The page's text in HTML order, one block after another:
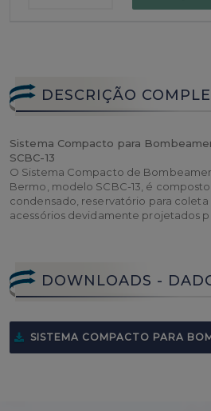
DESCRIÇÃO
Sistema Compacto para
SCBC-13
O Sistema Compacto de
Bermo, modelo SCBC-13, é
condensado, reservatório para
acessórios devidamente projetados
DOWNLOADS -
SISTEMA COMPACTO PARA